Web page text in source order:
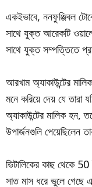
একইভাবে, ননফুঞ্জিবল
সাথে যুক্ত আরেকটি
সাথে যুক্ত সম্পত্তিতে
আরখাম অ্যাকাউন্টের
মনে করিয়ে দেয় যে
অ্যাকাউন্টের মালিক হন,
উপার্জনগুলি পেয়েছিলেন
ভিটালিকের কাছ থেকে
সাত মাস ধরে ভুলে